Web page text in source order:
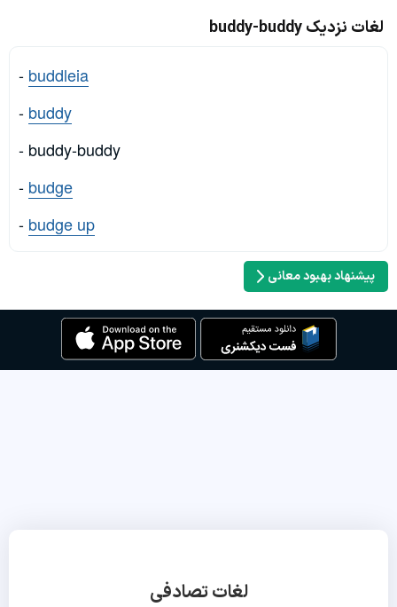
لغات نزدیک buddy-buddy
- buddleia
- buddy
- buddy-buddy
- budge
- budge up
پیشنهاد بهبود معانی
لغات تصادفی